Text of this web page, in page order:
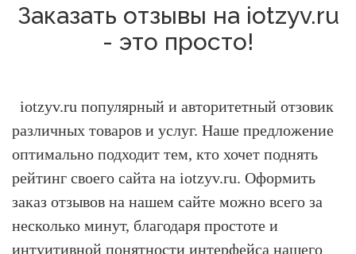
Заказать отзывы на iotzyv.ru
- это просто!
iotzyv.ru популярный и авторитетный отзовик
различных товаров и услуг. Наше предложение
оптимально подходит тем, кто хочет поднять
рейтинг своего сайта на iotzyv.ru. Оформить
заказ отзывов на нашем сайте можно всего за
несколько минут, благодаря простоте и
интуитивной понятности интерфейса нашего